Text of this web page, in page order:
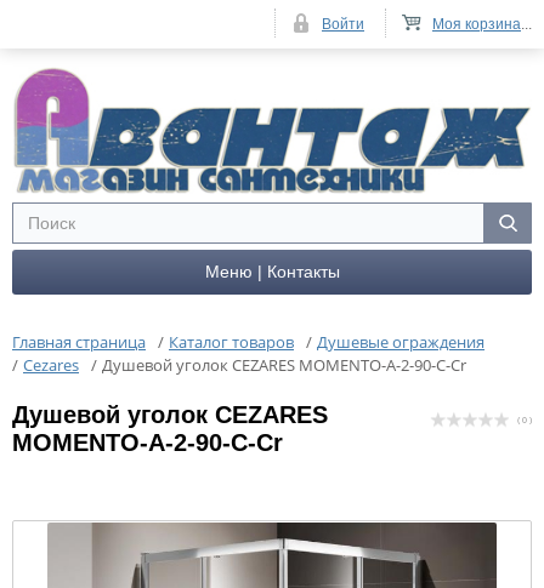
Меню | Контакты
Главная страница / Каталог товаров / Душевые ограждения
/ Cezares / Душевой уголок CEZARES MOMENTO-A-2-90-C-Cr
Душевой уголок CEZARES
MOMENTO-A-2-90-C-Cr
( 0 )
Моя корзина...
Войти